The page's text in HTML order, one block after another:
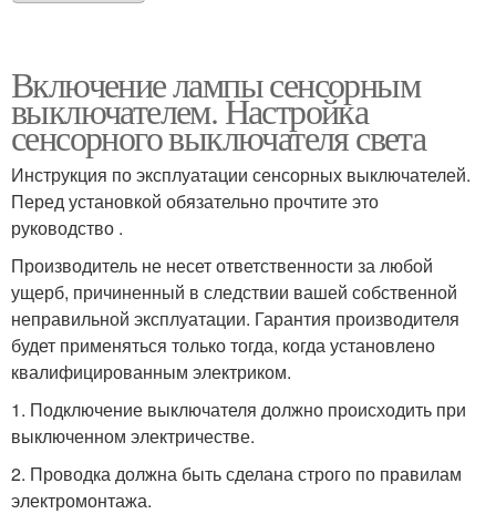
Включение лампы сенсорным
выключателем. Настройка
сенсорного выключателя света
Инструкция по эксплуатации сенсорных выключателей.
Перед установкой обязательно прочтите это
руководство .
Производитель не несет ответственности за любой
ущерб, причиненный в следствии вашей собственной
неправильной эксплуатации. Гарантия производителя
будет применяться только тогда, когда установлено
квалифицированным электриком.
1. Подключение выключателя должно происходить при
выключенном электричестве.
2. Проводка должна быть сделана строго по правилам
электромонтажа.